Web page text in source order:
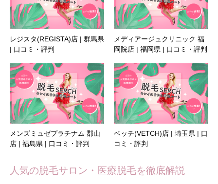
レジスタ(REGISTA)店 | 群馬県
| 口コミ・評判
メディアージュクリニック 福
岡院店 | 福岡県 | 口コミ・評判
メンズミュゼプラチナム 郡山
店 | 福島県 | 口コミ・評判
ベッチ(VETCH)店 | 埼玉県 | 口
コミ・評判
人気の脱毛サロン・医療脱毛を徹底解説